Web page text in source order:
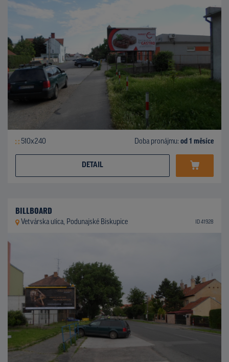
510x240 Doba pronájmu: od 1 měsíce
DETAIL
BILLBOARD
Vetvárska ulica, Podunajské Biskupice ID 41928